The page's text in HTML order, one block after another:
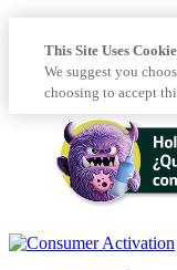
This Site Uses
We suggest you
choosing to accept